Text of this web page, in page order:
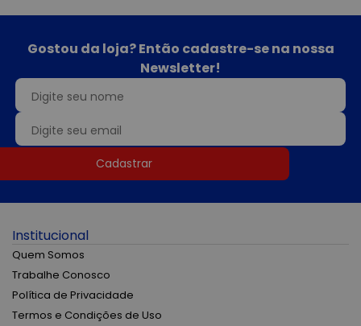
Gostou da loja? Então cadastre-se na nossa
Newsletter!
Cadastrar
Institucional
Quem Somos
Trabalhe Conosco
Política de Privacidade
Termos e Condições de Uso